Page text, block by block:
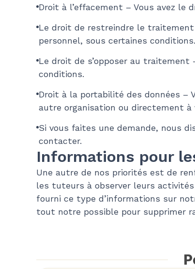
Droit à l’effacement – Vous avez le
Le droit de restreindre le traitement
personnel, sous certaines conditions.
Le droit de s’opposer au traitement
conditions.
Droit à la portabilité des données –
autre organisation ou directement à
Si vous faites une demande, nous
contacter.
Informations pour
Une autre de nos priorités est de
les tuteurs à observer leurs
fourni ce type d’informations sur
tout notre possible pour supprimer